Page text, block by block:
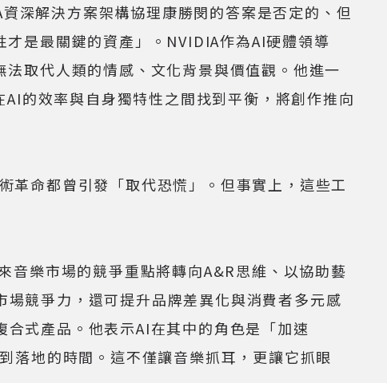
解決方案架構協理康勝閔的答案是否定的、但
是最關鍵的資產」。NVIDIA作為AI硬體領導
取代人類的情感、文化背景與價值觀。他進一
的效率與自身獨特性之間找到平衡，將創作推向
命都曾引發「取代恐慌」。但事實上，這些工
樂市場的競爭重點將轉向A&R思維、以協助藝
競爭力，還可提升品牌差異化與消費者多元感
式產品。他表示AI在其中的角色是「加速
落地的時間。這不僅讓音樂抓耳，更讓它抓眼